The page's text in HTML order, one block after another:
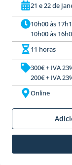
21 e 22 de
10h00 às
10h00 às
11 horas
300€ + IVA
200€ + IVA
Online